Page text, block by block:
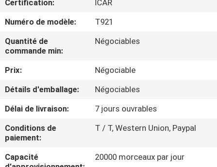
DE
NOUS
VISITE
D'USINE
CONTRÔLE
DE
QUALITÉ
Certification:
ICAR
Numéro de modèle:
T921
Quantité de
commande min:
Négociables
Prix:
Négociable
Détails d'emballage:
Négociables
Délai de livraison:
7 jours ouvrables
Conditions de
paiement:
T / T, Western Union, Paypal
Capacité
20000 morceaux par jour